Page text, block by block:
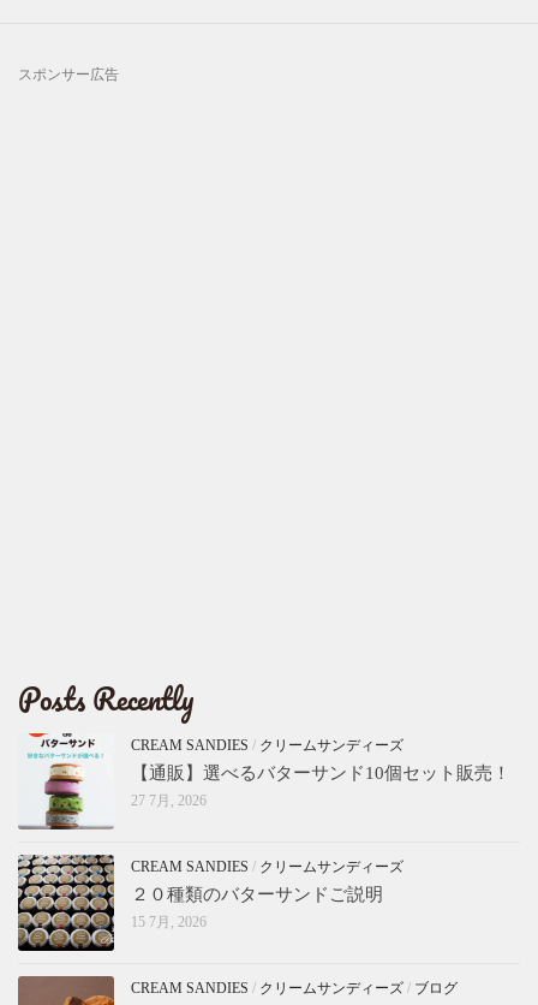
スポンサー広告
Posts Recently
CREAM SANDIES / クリームサンディーズ
【通販】選べるバターサンド10個セット販売！
27 7月, 2026
CREAM SANDIES / クリームサンディーズ
２０種類のバターサンドご説明
15 7月, 2026
CREAM SANDIES / クリームサンディーズ / ブログ